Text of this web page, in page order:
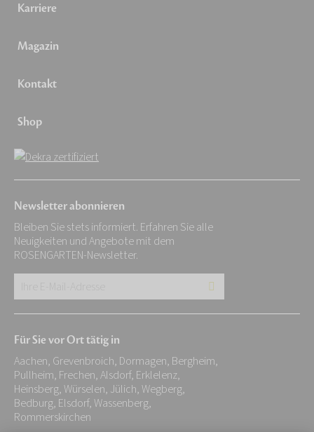
Karriere
Magazin
Kontakt
Shop
Newsletter abonnieren
Bleiben Sie stets informiert. Erfahren Sie alle
Neuigkeiten und Angebote mit dem
ROSENGARTEN-Newsletter.
Adresse:
*
Für Sie vor Ort tätig in
Aachen, Grevenbroich, Dormagen, Bergheim,
Pullheim, Frechen, Alsdorf, Erklelenz,
Heinsberg, Würselen, Jülich, Wegberg,
Bedburg, Elsdorf, Wassenberg,
Rommerskirchen